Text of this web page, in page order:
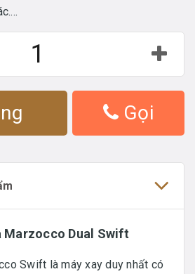
Gọi
Marzocco Dual Swift
Swift là máy xay duy nhất có